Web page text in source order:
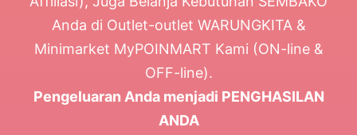
Anda di Outlet-outlet WARUNGKITA &
Minimarket MyPOINMART Kami (ON-line &
OFF-line).
Pengeluaran Anda menjadi PENGHASILAN
ANDA